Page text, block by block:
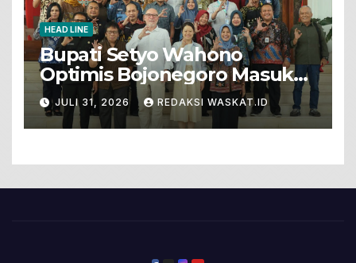
HEAD LINE
Bupati Setyo Wahono
Optimis Bojonegoro Masuk
Unesco Global Geopark
JULI 31, 2026 REDAKSI WASKAT.ID